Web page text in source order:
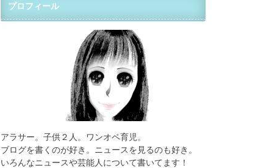
プロフィール
アラサー。子供２人。ワンオペ育児。
ブログを書くのが好き。ニュースを見るのも好き。
いろんなニュースや芸能人について書いてます！